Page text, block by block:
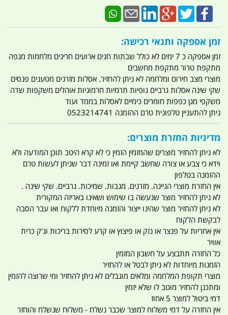
זמן אספקה ותנאי רכישה:
זמן אספקה כ 7 ימים לא כולל שבתות חגים ארועים חריגים מלחמות מגפה
מתקפת טרור מתקפת מחשבים
מוצרי מצב חירום ומלחמה לא ניתן להחזיר. אסלות מזרנים מטענים פנסים
שקי שינה אסלות גרביים גופיות תרמיות חרמוניות אוהלים משקפות שדה
משקפי מגן כפפות חומרים כימיים לאסלות בממד ועוד
ניתן להתעניין טלפונית טרם ההזמנה 0523214741
מדיניות החזרת מוצרים:
לא ניתן להחזיר מוצרים שהמזמין הזמין כי לא קרא היטב תוכן המודעה ולא
וידא כי צבע או צורה שחשב קיימת ואו זמינה דבר שניתן לעשות טרם
ההזמנה בטלפון
אין החזרת מוצרי הגיינה. מזרנים. מגבות. שמיכות. גרביים. שקי שינה .
לא ניתן להחזיר מוצר שנעשה בו שימוש ושאינו באריזה המקורית
לא ניתן להחזיר מוצר שהינו ייצור והזמנה מיוחדת ללקוח ואו עבר הסבה
לבקשת הלקוח
אין אחריות על פנצר או נזק או פיצוץ או קרע לסירות בריכות וג'ק כרית
אוויר
כל החזרה תתבצע על חשבון המזמין
הזמנות מיוחדות לא ניתן לבטל או להחזיר
מוצרי תקופת המלחמה ומלאים מוגבלים לא ניתן להחזיר ומי שרוצה להזמין
ומתכנן להחזיר מוטב לו שלא יזמין
דמי ביטול למוצר 5 אחוז
אין החזרה על דמי משלוח למוצר שכבר נשלח - משלוח שנשלח והוחזר